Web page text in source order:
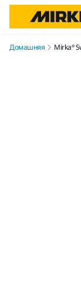
Домашняя Mirka®